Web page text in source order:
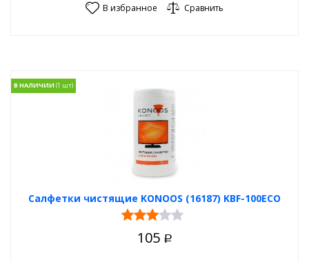
В избранное Сравнить
Салфетки чистящие KONOOS (16187) KBF-100ECO
В НАЛИЧИИ
105 Р